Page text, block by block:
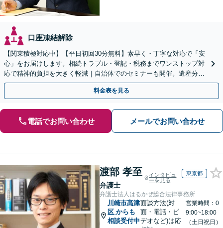
口座凍結解除
【関東積極対応中】【平日初回30分無料】素早く・丁寧な対応で「安
心」をお届けします。相続トラブル・登記・税務までワンストップ対
応で精神的負担を大きく軽減｜自治体でのセミナーも開催。遺産分
割・放棄などまずはお気軽にご相談ください【通知税理士】
料金表を見る
電話でお問い合わせ メールでお問い合わせ
渡部 孝至
弁護士
インタビュ
ーを見る
東京都
弁護士法人はるかぜ総合法律事務所
川崎市高津
区 からも
相談受付中
面談方法(対
面・電話・ビ
デオなど)は応
営業時間：0
9:00~18:00
（土日祝日）